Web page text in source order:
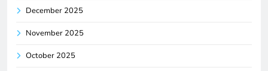
December 2025
November 2025
October 2025